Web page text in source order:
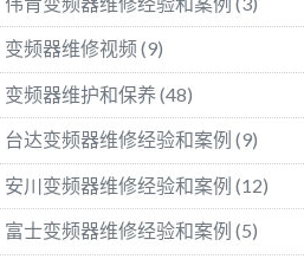
变频器维修视频(9)
变频器维护和保养 (48)
台达变频器维修经验和案例 (9)
安川变频器维修经验和案例 (12)
富士变频器维修经验和案例 (5)